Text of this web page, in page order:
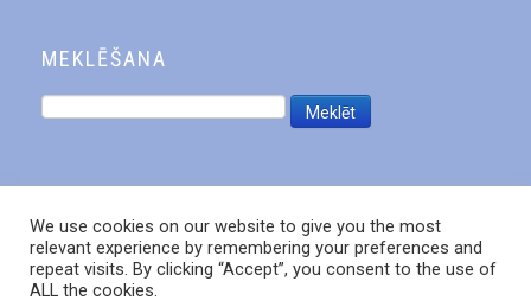
MEKLĒŠANA
We use cookies on our website to give you the most
relevant experience by remembering your preferences and
repeat visits. By clicking “Accept”, you consent to the use of
ALL the cookies.